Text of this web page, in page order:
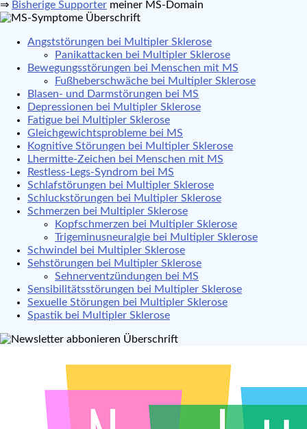
⇒ Bisherige Supporter meiner MS-Domain
Angststörungen bei Multipler Sklerose
Panikattacken bei Multipler Sklerose
Bewegungsstörungen bei Menschen mit MS
Fußheberschwäche bei Multipler Sklerose
Blasen- und Darmstörungen bei MS
Depressionen bei Multipler Sklerose
Fatigue bei Multipler Sklerose
Gleichgewichtsprobleme bei MS
Kognitive Störungen bei Multipler Sklerose
Lhermitte-Zeichen bei Menschen mit MS
Restless-Legs-Syndrom bei MS
Schlafstörungen bei Multipler Sklerose
Schluckstörungen bei Multipler Sklerose
Schmerzen bei Multipler Sklerose
Kopfschmerzen bei Multipler Sklerose
Trigeminusneuralgie bei Multipler Sklerose
Schwindel bei Multipler Sklerose
Sehstörungen bei Multipler Sklerose
Sehnerventzündungen bei MS
Sensibilitätsstörungen bei Multipler Sklerose
Sexuelle Störungen bei Multipler Sklerose
Spastik bei Multipler Sklerose